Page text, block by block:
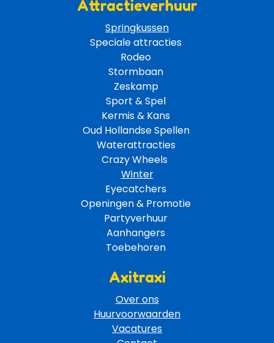
Attractieverhuur
Springkussen
Speciale attracties
Rodeo
Stormbaan
Zeskamp
Sport & Spel
Kermis & Kans
Oud Hollandse Spellen
Waterattracties
Crazy Wheels
Winter
Eyecatchers
Openingen & Promotie
Partyverhuur
Aanhangers
Toebehoren
Axitraxi
Over ons
Huurvoorwaarden
Vacatures